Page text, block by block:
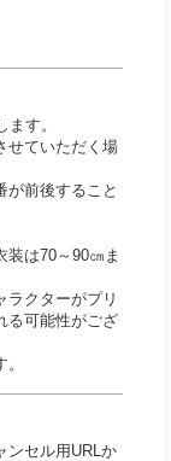
す。
せていただく場
が前後すること
装は70～90㎝ま
ラクターがプリ
る可能性がござ
ンセル用URLか